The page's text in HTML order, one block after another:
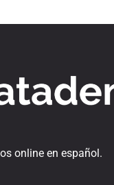
online en español.